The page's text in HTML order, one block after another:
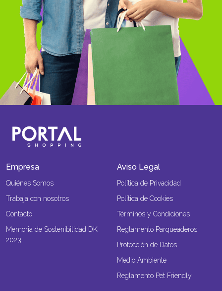
Empresa
Quiénes Somos
Trabaja con nosotros
Contacto
Memoria de Sostenibilidad DK
2023
Aviso Legal
Política de Privacidad
Política de Cookies
Términos y Condiciones
Reglamento Parqueaderos
Protección de Datos
Medio Ambiente
Reglamento Pet Friendly